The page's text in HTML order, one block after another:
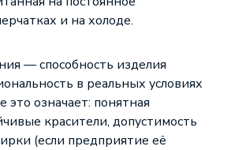
и на холоде.
— способность изделия
в реальных условиях
это означает: понятная
красители, допустимость
(если предприятие её